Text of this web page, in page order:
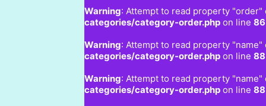
Warning: Attempt to read property
categories/category-order.php on line 86
Warning: Attempt to read property
categories/category-order.php on line 88
Warning: Attempt to read property
categories/category-order.php on line 88